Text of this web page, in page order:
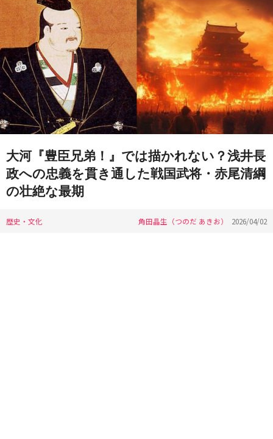
大河『豊臣兄弟！』では描かれない？浅井長
政への忠義を貫き通した戦国武将・赤尾清綱
の壮絶な最期
歴史・文化 角田晶生（つのだ あきお） 2026/04/02